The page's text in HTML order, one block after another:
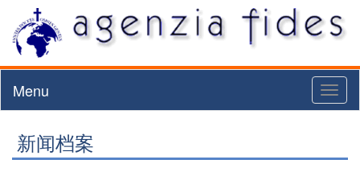
Menu
新闻档案